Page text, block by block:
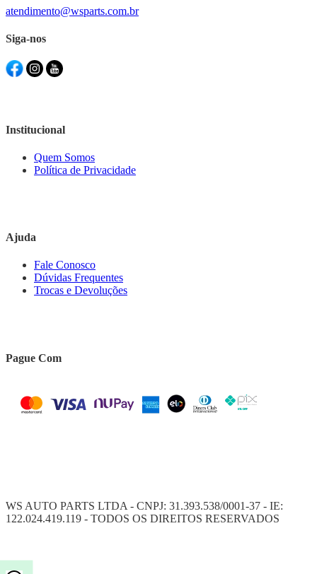
atendimento@wsparts.com.br
Siga-nos
Institucional
Quem Somos
Política de Privacidade
Ajuda
Fale Conosco
Dúvidas Frequentes
Trocas e Devoluções
Pague Com
WS AUTO PARTS LTDA - CNPJ: 31.393.538/0001-37 - IE:
122.024.419.119 - TODOS OS DIREITOS RESERVADOS